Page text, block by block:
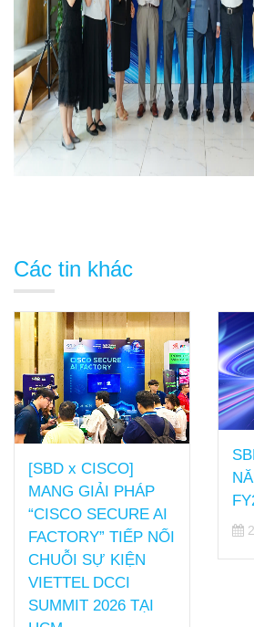
Các tin khác
[SBD x CISCO]
MANG GIẢI PHÁP
“CISCO SECURE AI
FACTORY” TIẾP NỐI
CHUỖI SỰ KIỆN
VIETTEL DCCI
SUMMIT 2026 TẠI